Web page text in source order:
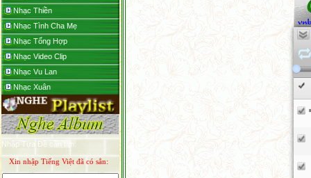
Nhạc Thiền
Nhạc Tình Cha Mẹ
Nhạc Tổng Hợp
Nhạc Video Clip
Nhạc Vu Lan
Nhạc Xuân
Nhập Tựa Đề cần tìm:
Xin nhập Tiếng Việt đã có sẳn:
Tuần Thứ 4 Tháng 7
Năm 2026